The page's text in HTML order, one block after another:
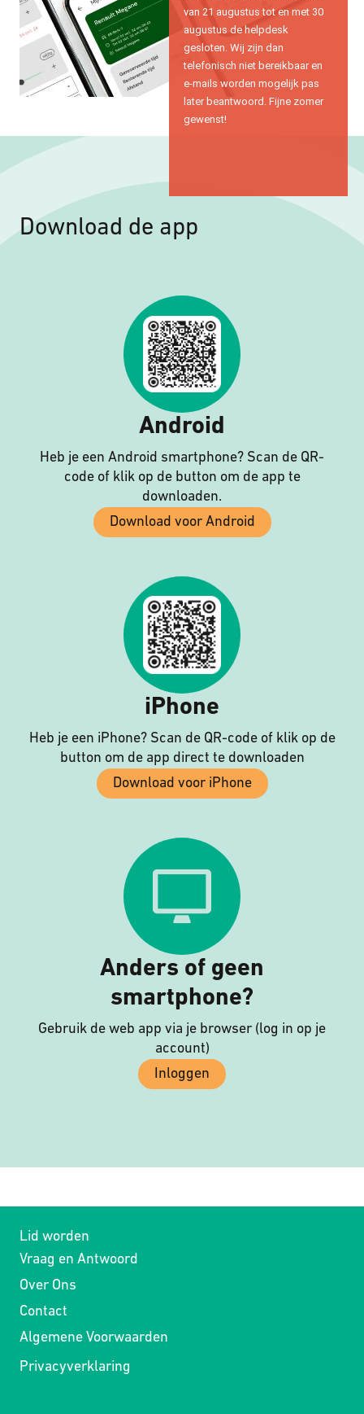
Download de app
Android
Heb je een Android smartphone? Scan de QR-
code of klik op de button om de app te
downloaden.
Download voor Android
iPhone
Heb je een iPhone? Scan de QR-code of klik op de
button om de app direct te downloaden
Download voor iPhone
Anders of geen
smartphone?
Gebruik de web app via je browser (log in op je
account)
Inloggen
Lid worden
Vraag en Antwoord
Over Ons
Contact
Algemene Voorwaarden
Privacyverklaring
van 21 augustus tot en met 30
augustus de helpdesk
gesloten. Wij zijn dan
telefonisch niet bereikbaar en
e-mails worden mogelijk pas
later beantwoord. Fijne zomer
gewenst!